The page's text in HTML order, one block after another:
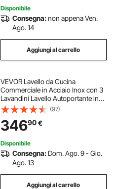
Disponibile
Consegna:non appena Ven.
Ago. 14
Aggiungi al carrello
VEVOR Lavello da Cucina
Commerciale in Acciaio Inox con 3
Lavandini Lavello Autoportante in
Acciaio Inox 304 Lavandino Singolo
254x356x254 mm per Bar,
Ristorante, Hotel, Cucina
Commerciale
(97)
34690€
Disponibile
Consegna: Dom. Ago. 9 - Gio.
Ago. 13
Aggiungi al carrello